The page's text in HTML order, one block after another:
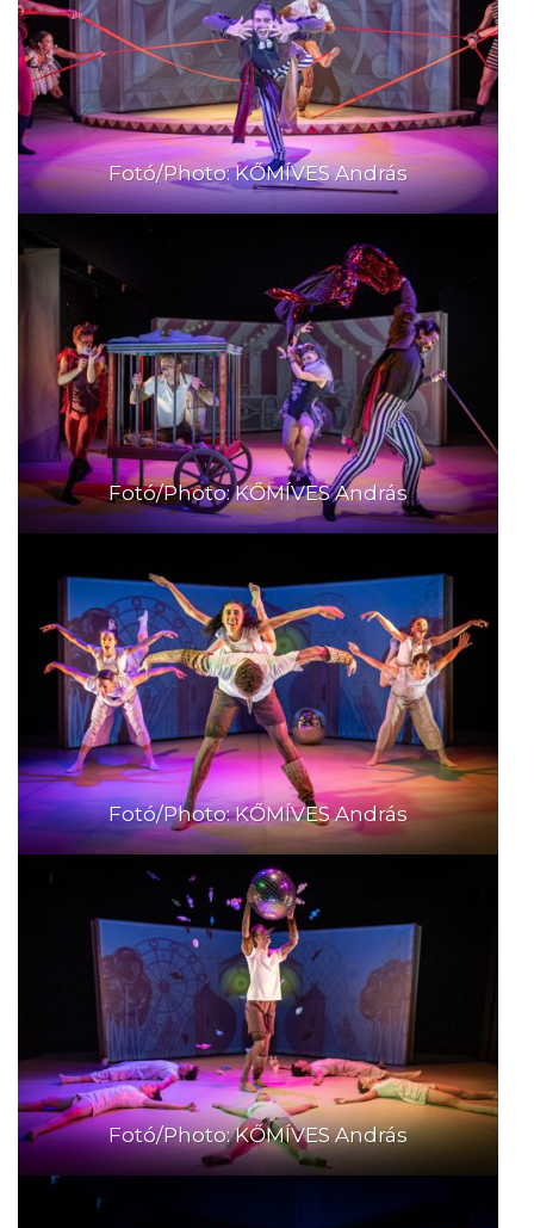
Fotó/Photo: KŐMÍVES András
Fotó/Photo: KŐMÍVES András
Fotó/Photo: KŐMÍVES András
Fotó/Photo: KŐMÍVES András